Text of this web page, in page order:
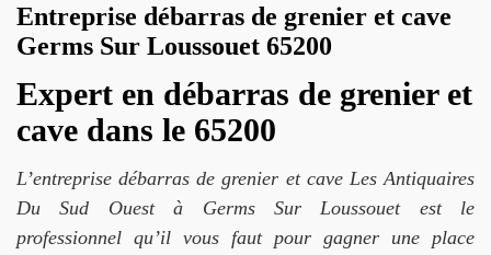
Entreprise débarras de grenier et cave
Germs Sur Loussouet 65200
Expert en débarras de grenier et
cave dans le 65200
L’entreprise débarras de grenier et cave Les Antiquaires
Du Sud Ouest à Germs Sur Loussouet est le
professionnel qu’il vous faut pour gagner une place